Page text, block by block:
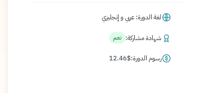
لغة الدورة: عربي و إنجليزي
شهادة مشاركة: نعم
رسوم الدورة: 12.46$